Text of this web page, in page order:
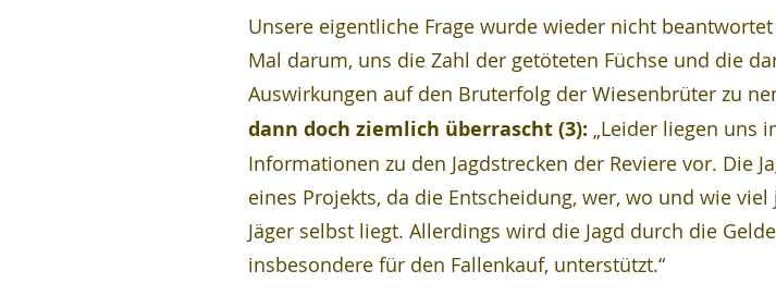
Unsere eigentliche Frage wurde wieder nicht
Mal darum, uns die Zahl der getöteten Füchse und die
Auswirkungen auf den Bruterfolg der Wiesenbrüter zu
dann doch ziemlich überrascht (3): „Leider liegen uns
Informationen zu den Jagdstrecken der Reviere vor. Die
eines Projekts, da die Entscheidung, wer, wo und wie
Jäger selbst liegt. Allerdings wird die Jagd durch die
insbesondere für den Fallenkauf, unterstützt.“